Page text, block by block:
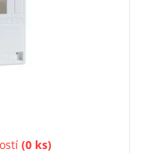
(0 ks)